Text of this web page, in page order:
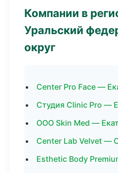
Компании в
Уральский
округ
Center Pro Face —
Студия Clinic Pro —
ООО Skin Med —
Center Lab Velvet —
Esthetic Body